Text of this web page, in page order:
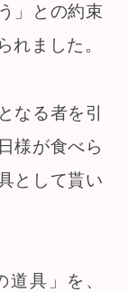
」との約束
れました。
なる者を引
様が食べら
として貰い
具」を、